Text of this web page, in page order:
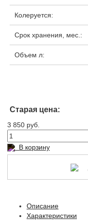
Колеруется:
Срок хранения, мес.:
Объем л:
Старая цена:
3 850 руб.
В корзину
Описание
Характеристики